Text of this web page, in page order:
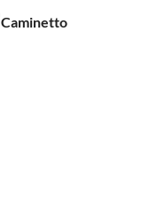
Caminetto